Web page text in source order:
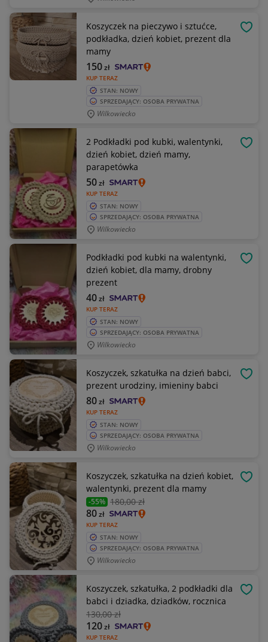
Koszyczek na pieczywo i sztućce,
podkładka, dzień kobiet, prezent dla
mamy
KUP TERAZ
150zł
STAN: NOWY
SPRZEDAJĄCY: OSOBA PRYWATNA
Wilkowiecko
2 Podkładki pod kubki, walentynki,
dzień kobiet, dzień mamy,
parapetówka
KUP TERAZ
50zł
STAN: NOWY
SPRZEDAJĄCY: OSOBA PRYWATNA
Wilkowiecko
Podkładki pod kubki na walentynki,
dzień kobiet, dla mamy, drobny
prezent
KUP TERAZ
40zł
STAN: NOWY
SPRZEDAJĄCY: OSOBA PRYWATNA
Wilkowiecko
Koszyczek, szkatułka na dzień babci,
prezent urodziny, imieniny babci
KUP TERAZ
80zł
STAN: NOWY
SPRZEDAJĄCY: OSOBA PRYWATNA
Wilkowiecko
Koszyczek, szkatułka na dzień kobiet,
walentynki, prezent dla mamy
-55% 180,00 zł
KUP TERAZ
80zł
STAN: NOWY
SPRZEDAJĄCY: OSOBA PRYWATNA
Wilkowiecko
Koszyczek, szkatułka, 2 podkładki dla
babci i dziadka, dziadków, rocznica
130,00 zł
KUP TERAZ
120zł